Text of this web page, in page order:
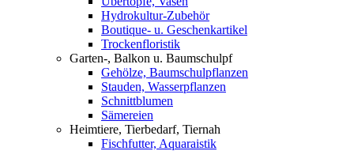
Hydrokultur-Zubehör
Boutique- u. Geschenkartikel
Trockenfloristik
Garten-, Balkon u. Baumschulpf
Gehölze, Baumschulpflanzen
Stauden, Wasserpflanzen
Schnittblumen
Sämereien
Heimtiere, Tierbedarf, Tiernah
Fischfutter, Aquaraistik